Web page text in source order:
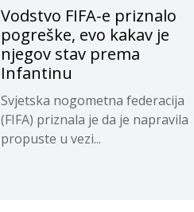
Vodstvo FIFA-e priznalo
pogreške, evo kakav je
njegov stav prema
Infantinu
Svjetska nogometna federacija
(FIFA) priznala je da je napravila
propuste u vezi...